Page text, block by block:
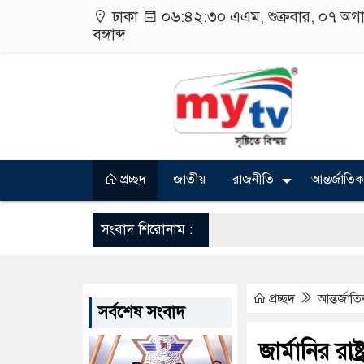
ঢাকা ০৬:৪২:৩১ এএম, শুক্রবার, ০৭
বঙ্গাব্দ
প্রচ্ছদ জাতীয় রাজনীতি আন্তর্জাতিক
সংবাদ শিরোনাম :
প্রচ্ছদ
জার্মানির
সর্বশেষ সংবাদ